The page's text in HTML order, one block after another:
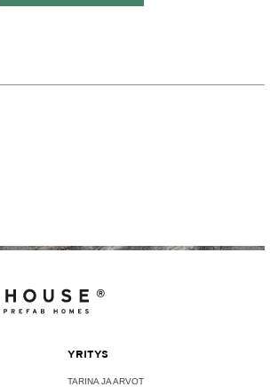
YRITYS
TARINA JA ARVOT